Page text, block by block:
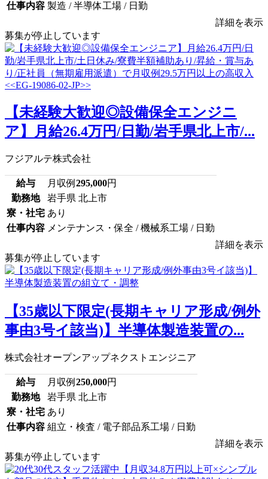
仕事内容 製造 / 半導体工場 / 日勤
詳細を表示
募集が停止しています
【未経験大歓迎◎設備保全エンジニ
ア】月給26.4万円/日勤/岩手県北上市/...
フジアルテ株式会社
給与 月収例 295,000円
勤務地
岩手県 北上市
寮・社宅 あり
仕事内容 メンテナンス・保全 / 機械系工場 / 日勤
詳細を表示
募集が停止しています
【35歳以下限定(長期キャリア形成/例外
事由3号イ該当)】半導体製造装置の...
株式会社オープンアップネクストエンジニア
給与 月収例 250,000円
勤務地
岩手県 北上市
寮・社宅 あり
仕事内容 組立・検査 / 電子部品系工場 / 日勤
詳細を表示
募集が停止しています